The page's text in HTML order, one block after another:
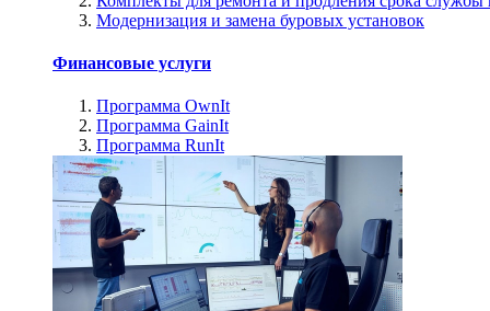
Модернизация и замена буровых установок
Финансовые услуги
Программа OwnIt
Программа GainIt
Программа RunIt